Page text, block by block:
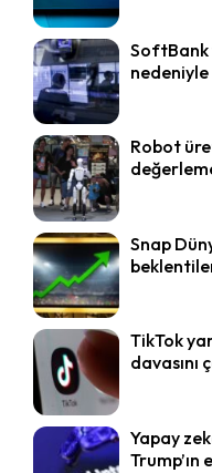
SoftBank
Robot
Snap
TikTok
Yapay